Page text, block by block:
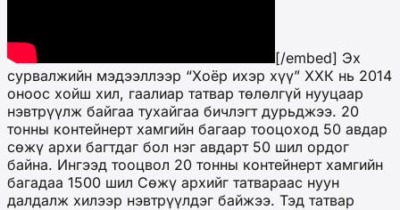
[/embed] Эх
сурвалжийн мэдээллээр “Хоёр ихэр хүү” ХХК нь 2014
оноос хойш хил, гаалиар татвар төлөлгүй нууцаар
нэвтрүүлж байгаа тухайгаа бичлэгт дурьджээ. 20
тонны контейнерт хамгийн багаар тооцоход 50 авдар
сөжү архи багтдаг бол нэг авдарт 50 шил ордог
байна. Ингээд тооцвол 20 тонны контейнерт хамгийн
багадаа 1500 шил Сөжү архийг татвараас нуун
далдалж хилээр нэвтрүүлдэг байжээ. Тэд татвар